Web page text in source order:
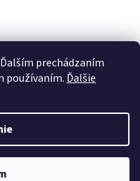
prechádzaním
používaním. Ďalšie